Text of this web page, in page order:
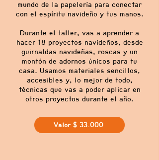
mundo de la papelería para conectar
con el espíritu navideño y tus manos.
Durante el taller, vas a aprender a
hacer 18 proyectos navideños, desde
guirnaldas navideñas, roscas y un
montón de adornos únicos para tu
casa. Usamos materiales sencillos,
accesibles y, lo mejor de todo,
técnicas que vas a poder aplicar en
otros proyectos durante el año.
Valor $ 33.000